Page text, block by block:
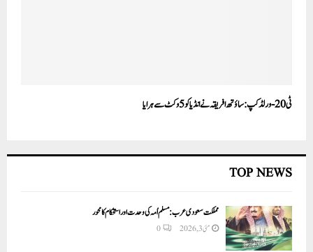
ٹی20-ورلڈ کپ: ساؤتھ افریقہ نے انڈیا کو 5وکٹ سے ہرایا
TOP NEWS
مملکت سعودی عرب: مسلم اُمہ کی وحدت اور استحکام کا محور
مئی 3, 2026 0